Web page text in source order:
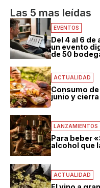
Las 5 mas leídas
EVENTOS
Del 4 al 6 de
un evento
de 50
ACTUALIDAD
Consumo
junio y
LANZAMIENTOS
Para beber
alcohol que
ACTUALIDAD